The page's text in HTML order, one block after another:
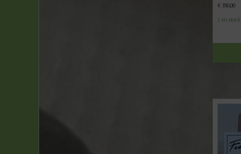
€ 350,00
1 en stock